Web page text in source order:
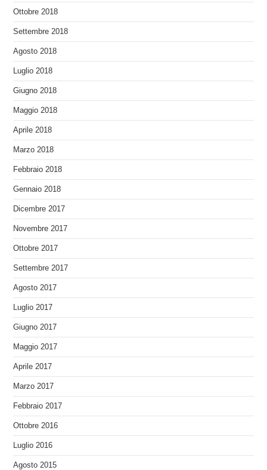
Ottobre 2018
Settembre 2018
Agosto 2018
Luglio 2018
Giugno 2018
Maggio 2018
Aprile 2018
Marzo 2018
Febbraio 2018
Gennaio 2018
Dicembre 2017
Novembre 2017
Ottobre 2017
Settembre 2017
Agosto 2017
Luglio 2017
Giugno 2017
Maggio 2017
Aprile 2017
Marzo 2017
Febbraio 2017
Ottobre 2016
Luglio 2016
Agosto 2015